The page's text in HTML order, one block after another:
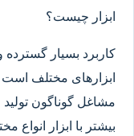
ابزار چیست؟
کاربرد بسیار گسترده
ابزارهای مختلف
مشاغل گوناگون
بیشتر با ابزار انواع